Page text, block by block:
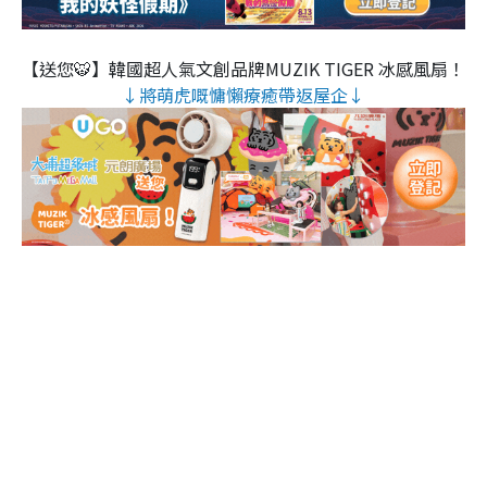
【送您🐯】韓國超人氣文創品牌MUZIK TIGER 冰感風扇！
↓將萌虎嘅慵懶療癒帶返屋企↓